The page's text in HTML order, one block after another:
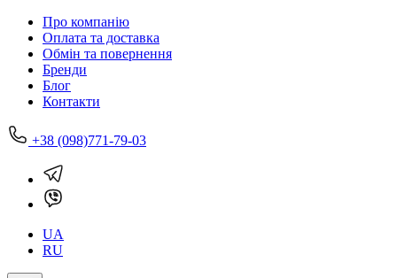
Про компанію
Оплата та доставка
Обмін та повернення
Бренди
Блог
Контакти
+38 (098)771-79-03
UA
RU